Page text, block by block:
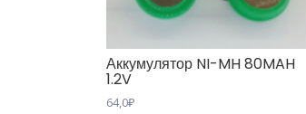
Аккумулятор NI-MH 80MAH
1.2V
64,0₽